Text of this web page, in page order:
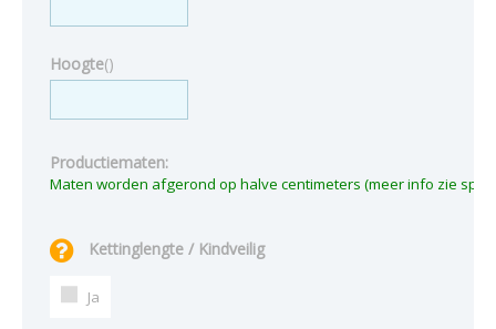
Hoogte()
Productiematen:
Kettinglengte / Kindveilig
Ja